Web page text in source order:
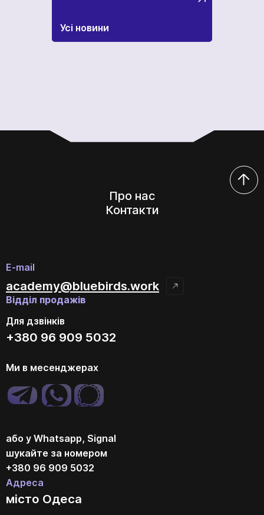
Усі новини
Про нас
Контакти
E-mail
academy@bluebirds.work
Відділ продажів
Для дзвінків
+380 96 909 5032
Ми в месенджерах
або у Whatsapp, Signal
шукайте за номером
+380 96 909 5032
Адреса
місто Одеса